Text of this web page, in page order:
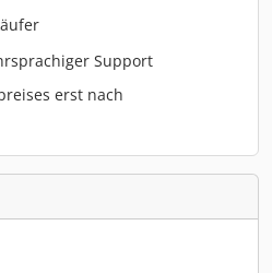
Support
erst nach